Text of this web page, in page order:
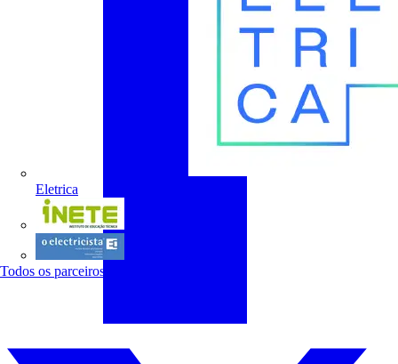
Eletrica
Todos os parceiros